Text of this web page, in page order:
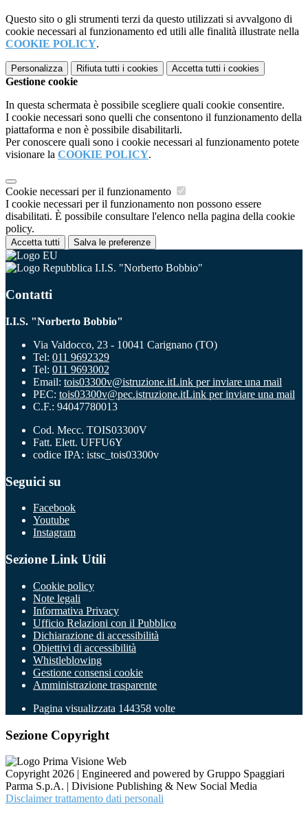
Questo sito o gli strumenti terzi da questo utilizzati si avvalgono di
cookie necessari al funzionamento ed utili alle finalità illustrate nella
COOKIE POLICY.
Personalizza Rifiuta tutti i cookies Accetta tutti i cookies
Gestione cookie
In questa schermata è possibile scegliere quali cookie consentire.
I cookie necessari sono quelli che consentono il funzionamento della
piattaforma e non è possibile disabilitarli.
Per conoscere quali sono i cookie necessari al funzionamento potete
visionare la COOKIE POLICY.
Cookie necessari per il funzionamento
I cookie necessari per il funzionamento non possono essere
disabilitati. È possibile consultare l'elenco nella pagina della cookie
policy.
Accetta tutti Salva le preferenze
I.I.S. "Norberto Bobbio"
Contatti
I.I.S. "Norberto Bobbio"
Via Valdocco, 23 - 10041 Carignano (TO)
Tel: 011 9692329
Tel: 011 9693002
Email: tois03300v@istruzione.itLink per inviare una mail
PEC: tois03300v@pec.istruzione.itLink per inviare una mail
C.F.: 94047780013
Cod. Mecc. TOIS03300V
Fatt. Elett. UFFU6Y
codice IPA: istsc_tois03300v
Seguici su
Facebook
Youtube
Instagram
Sezione Link Utili
Cookie policy
Note legali
Informativa Privacy
Ufficio Relazioni con il Pubblico
Dichiarazione di accessibilità
Obiettivi di accessibilità
Whistleblowing
Gestione consensi cookie
Amministrazione trasparente
Pagina visualizzata 144358 volte
Sezione Copyright
Copyright 2026 | Engineered and powered by Gruppo Spaggiari
Parma S.p.A. | Divisione Publishing & New Social Media
Disclaimer trattamento dati personali